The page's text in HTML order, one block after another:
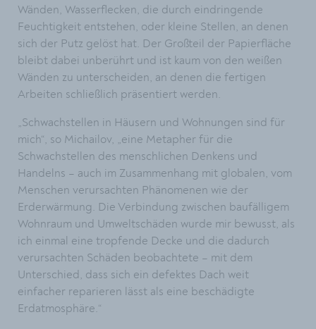
Wänden, Wasserflecken, die durch eindringende
Feuchtigkeit entstehen, oder kleine Stellen, an denen
sich der Putz gelöst hat. Der Großteil der Papierfläche
bleibt dabei unberührt und ist kaum von den weißen
Wänden zu unterscheiden, an denen die fertigen
Arbeiten schließlich präsentiert werden.
„Schwachstellen in Häusern und Wohnungen sind für
mich“, so Michailov, „eine Metapher für die
Schwachstellen des menschlichen Denkens und
Handelns – auch im Zusammenhang mit globalen, vom
Menschen verursachten Phänomenen wie der
Erderwärmung. Die Verbindung zwischen baufälligem
Wohnraum und Umweltschäden wurde mir bewusst, als
ich einmal eine tropfende Decke und die dadurch
verursachten Schäden beobachtete – mit dem
Unterschied, dass sich ein defektes Dach weit
einfacher reparieren lässt als eine beschädigte
Erdatmosphäre.“